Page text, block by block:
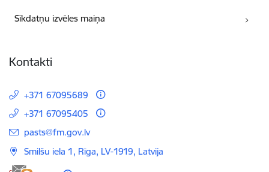
Sīkdatņu izvēles maiņa
Kontakti
+371 67095689
+371 67095405
E-pasts:
pasts@fm.gov.lv
Smilšu iela 1, Rīga, LV-1919, Latvija